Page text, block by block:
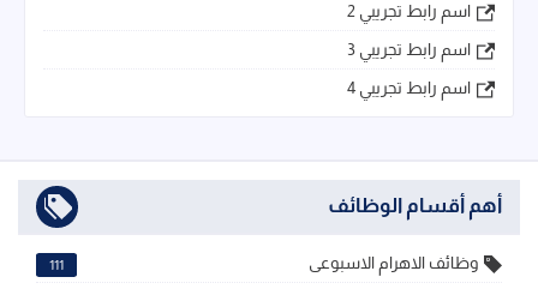
اسم رابط تجريبي 2
اسم رابط تجريبي 3
اسم رابط تجريبي 4
أهم أقسام الوظائف
وظائف الاهرام الاسبوعى 111